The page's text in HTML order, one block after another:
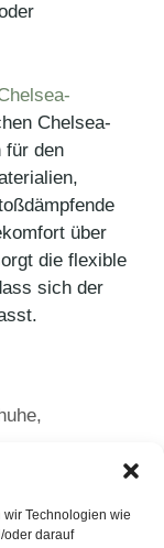
Technologien wie
oder darauf
Chelsea-
für den
über
die flexible
sich der
,
für